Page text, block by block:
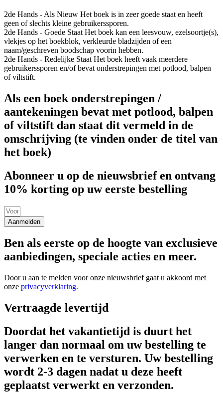
2de Hands - Als Nieuw Het boek is in zeer goede staat en heeft
geen of slechts kleine gebruikerssporen.
2de Hands - Goede Staat Het boek kan een leesvouw, ezelsoortje(s),
vlekjes op het boekblok, verkleurde bladzijden of een
naam/geschreven boodschap voorin hebben.
2de Hands - Redelijke Staat Het boek heeft vaak meerdere
gebruikerssporen en/of bevat onderstrepingen met potlood, balpen
of viltstift.
Als een boek onderstrepingen /
aantekeningen bevat met potlood, balpen
of viltstift dan staat dit vermeld in de
omschrijving (te vinden onder de titel van
het boek)
Abonneer u op de nieuwsbrief en ontvang
10% korting op uw eerste bestelling
Aanmelden
Ben als eerste op de hoogte van exclusieve
aanbiedingen, speciale acties en meer.
Door u aan te melden voor onze nieuwsbrief gaat u akkoord met
onze privacyverklaring.
Vertraagde levertijd
Doordat het vakantietijd is duurt het
langer dan normaal om uw bestelling te
verwerken en te versturen. Uw bestelling
wordt 2-3 dagen nadat u deze heeft
geplaatst verwerkt en verzonden.